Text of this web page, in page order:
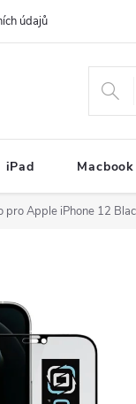
údajů
iPad Macbook
pro Apple iPhone 12